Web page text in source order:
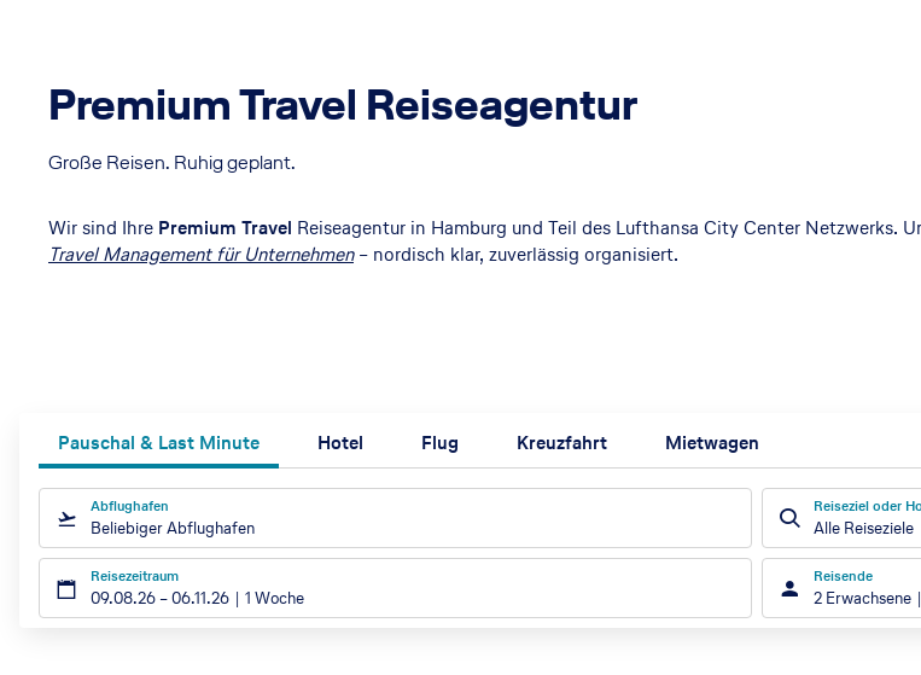
Premium Travel Reiseagentur
Große Reisen. Ruhig geplant.
Wir sind Ihre Premium Travel Reiseagentur in Hamburg und Teil des Lufthansa City Center Netzwerks.
Travel Management für Unternehmen– nordisch klar, zuverlässig organisiert.
Pauschal & Last Minute Hotel Flug Kreuzfahrt Mietwagen
Abflughafen
Beliebiger Abflughafen
Reiseziel oder
Alle Reiseziele
Reisezeitraum
09.08.26 –06.11.26 1 Woche
Reisende
2 Erwachsene